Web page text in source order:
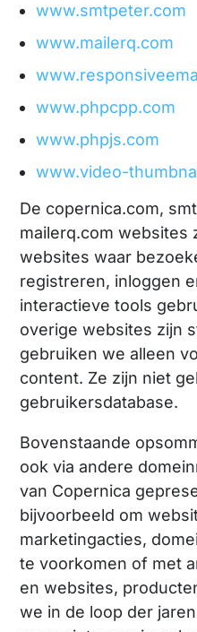
www.smtpeter.com
www.mailerq.com
www.phpcpp.com
www.phpjs.com
www.video-
De copernica.com,
mailerq.com websites
websites waar
registreren, inloggen
interactieve tools
overige websites zijn
gebruiken we alleen
content. Ze zijn niet
gebruikersdatabase.
Bovenstaande
ook via andere
van Copernica
bijvoorbeeld om
marketingacties,
te voorkomen of met
en websites,
we in de loop der